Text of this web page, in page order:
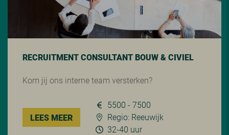
RECRUITMENT CONSULTANT BOUW & CIVIEL
Kom jij ons interne team versterken?
LEES MEER
5500 - 7500
Regio: Reeuwijk
32-40 uur